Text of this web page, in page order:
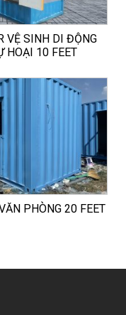
VỆ SINH DI ĐỘNG
HOẠI 10 FEET
PHÒNG 20 FEET